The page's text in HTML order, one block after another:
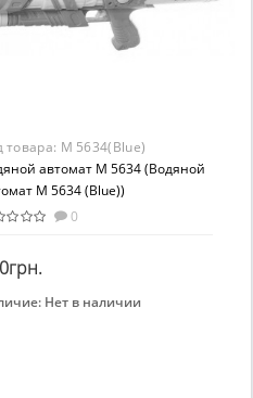
товара: M 5634(Blue)
автомат M 5634 (Водяной
M 5634 (Blue))
0
Закончился
Нет в наличии